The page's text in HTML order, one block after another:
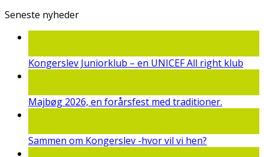
Seneste nyheder
Kongerslev Juniorklub – en UNICEF All right klub
Majbøg 2026, en forårsfest med traditioner.
Sammen om Kongerslev -hvor vil vi hen?